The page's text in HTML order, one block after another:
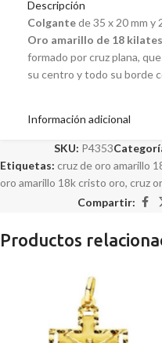
Descripción
Colgantede 35 x 20 mm y
Oro amarillo de 18 kilates
formado por cruz plana,
su centro y todo su borde
Información adicional
SKU: P4353
Etiquetas: cruz de oro amarillo
oro amarillo 18k cristo oro, cruz
Compartir:
Productos